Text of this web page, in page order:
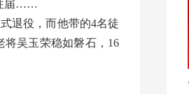
届……
退役，而他带的4名徒
将吴玉荣稳如磐石，16